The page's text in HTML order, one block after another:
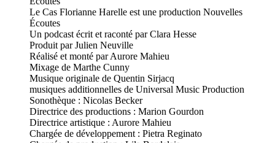
Le Cas Florianne Harelle est une production Nouvelles
Écoutes
Un podcast écrit et raconté par Clara Hesse
Produit par Julien Neuville
Réalisé et monté par Aurore Mahieu
Mixage de Marthe Cunny
Musique originale de Quentin Sirjacq
musiques additionnelles de Universal Music Production
Sonothèque : Nicolas Becker
Directrice des productions : Marion Gourdon
Directrice artistique : Aurore Mahieu
Chargée de développement : Pietra Reginato